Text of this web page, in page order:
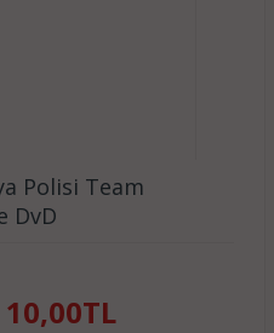
Polisi Team
DvD
10,00TL